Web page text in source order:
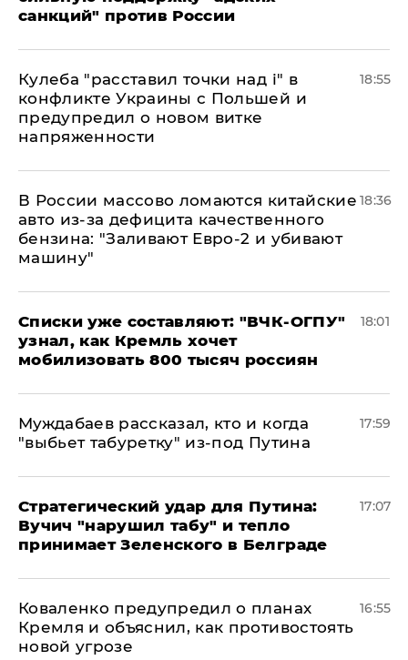
санкций" против России
Кулеба "расставил точки над і" в
конфликте Украины с Польшей и
предупредил о новом витке
напряженности
18:55
В России массово ломаются китайские
авто из-за дефицита качественного
бензина: "Заливают Евро-2 и убивают
машину"
18:36
Списки уже составляют: "ВЧК-ОГПУ"
узнал, как Кремль хочет
мобилизовать 800 тысяч россиян
18:01
Муждабаев рассказал, кто и когда
"выбьет табуретку" из-под Путина
17:59
Стратегический удар для Путина:
Вучич "нарушил табу" и тепло
принимает Зеленского в Белграде
17:07
Коваленко предупредил о планах
Кремля и объяснил, как противостоять
новой угрозе
16:55